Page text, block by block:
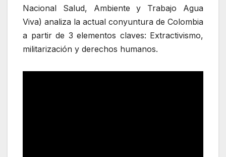
Nacional Salud, Ambiente y Trabajo Agua
Viva) analiza la actual conyuntura de Colombia
a partir de 3 elementos claves: Extractivismo,
militarización y derechos humanos.